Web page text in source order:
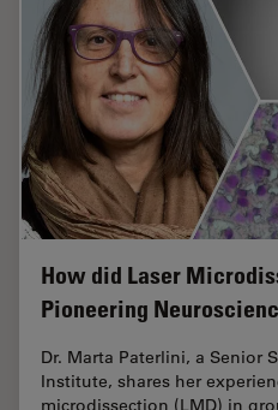
How did Laser
Pioneering
Dr. Marta Paterlini, a Senior
Institute, shares her
microdissection (LMD) in